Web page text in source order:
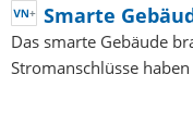
Smarte
Das smarte Gebäude
Stromanschlüsse